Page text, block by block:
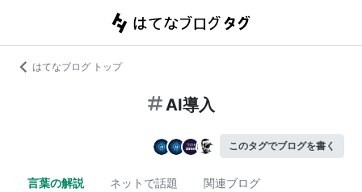
はてなブログ トップ
AI導入
このタグでブログを書く
言葉の解説 ネットで話題 関連ブログ